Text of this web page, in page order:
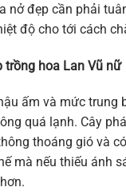
nở đẹp cần phải
độ cho tới cách
trồng hoa Lan Vũ nữ
ấm và mức trung
quá lạnh. Cây
thoáng gió và
mà nếu thiếu ánh